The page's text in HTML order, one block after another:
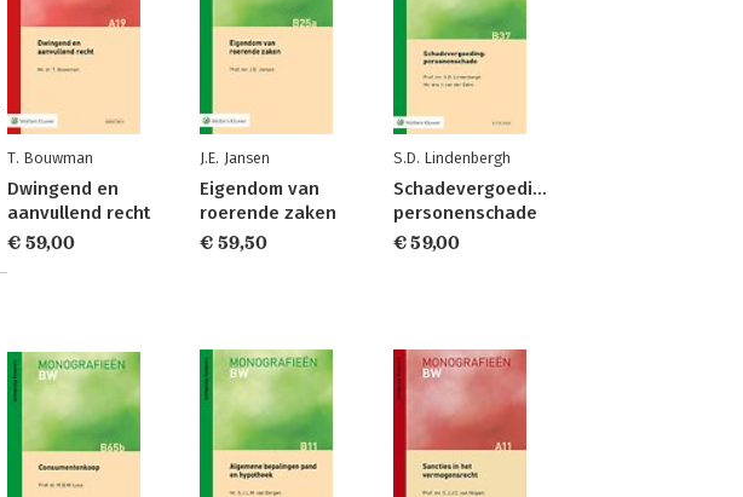
T. Bouwman
Dwingend en
aanvullend recht
€ 59,00
J.E. Jansen
Eigendom van
roerende zaken
€ 59,50
S.D. Lindenbergh
Schadevergoeding:
personenschade
€ 59,00